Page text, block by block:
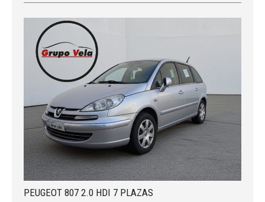
PEUGEOT 807 2.0 HDI 7 PLAZAS